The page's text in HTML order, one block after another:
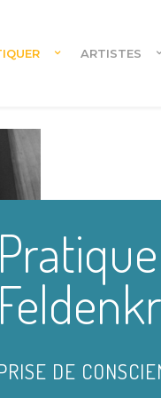
en ligne
en ligne pour
ARTISTES
DE